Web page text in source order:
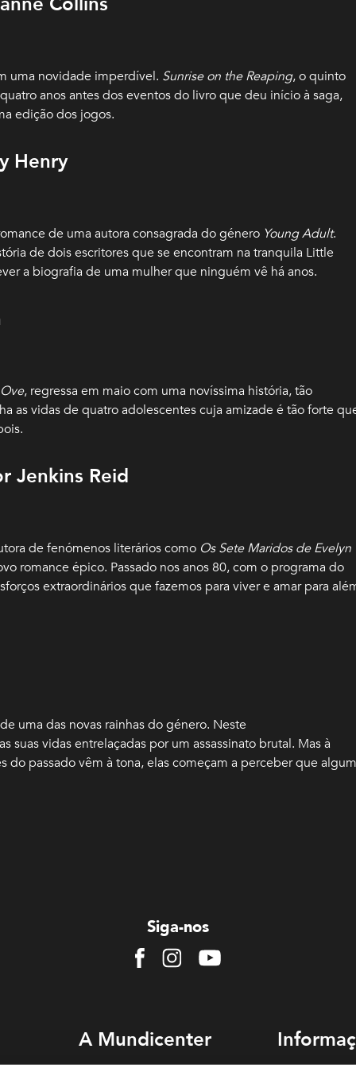
uma novidade imperdível. Sunrise on the Reaping, o quinto
anos antes dos eventos do livro que deu início à saga,
edição dos jogos.
Henry
de uma autora consagrada do género Young Adult.
de dois escritores que se encontram na tranquila Little
a biografia de uma mulher que ninguém vê há anos.
, regressa em maio com uma novíssima história, tão
as vidas de quatro adolescentes cuja amizade é tão forte
Jenkins Reid
de fenómenos literários como Os Sete Maridos de Evelyn
romance épico. Passado nos anos 80, com o programa do
extraordinários que fazemos para viver e amar para
de uma das novas rainhas do género. Neste
suas vidas entrelaçadas por um assassinato brutal. Mas à
passado vêm à tona, elas começam a perceber que
Siga-nos
FacebookInstagramYoutube
A Mundicenter